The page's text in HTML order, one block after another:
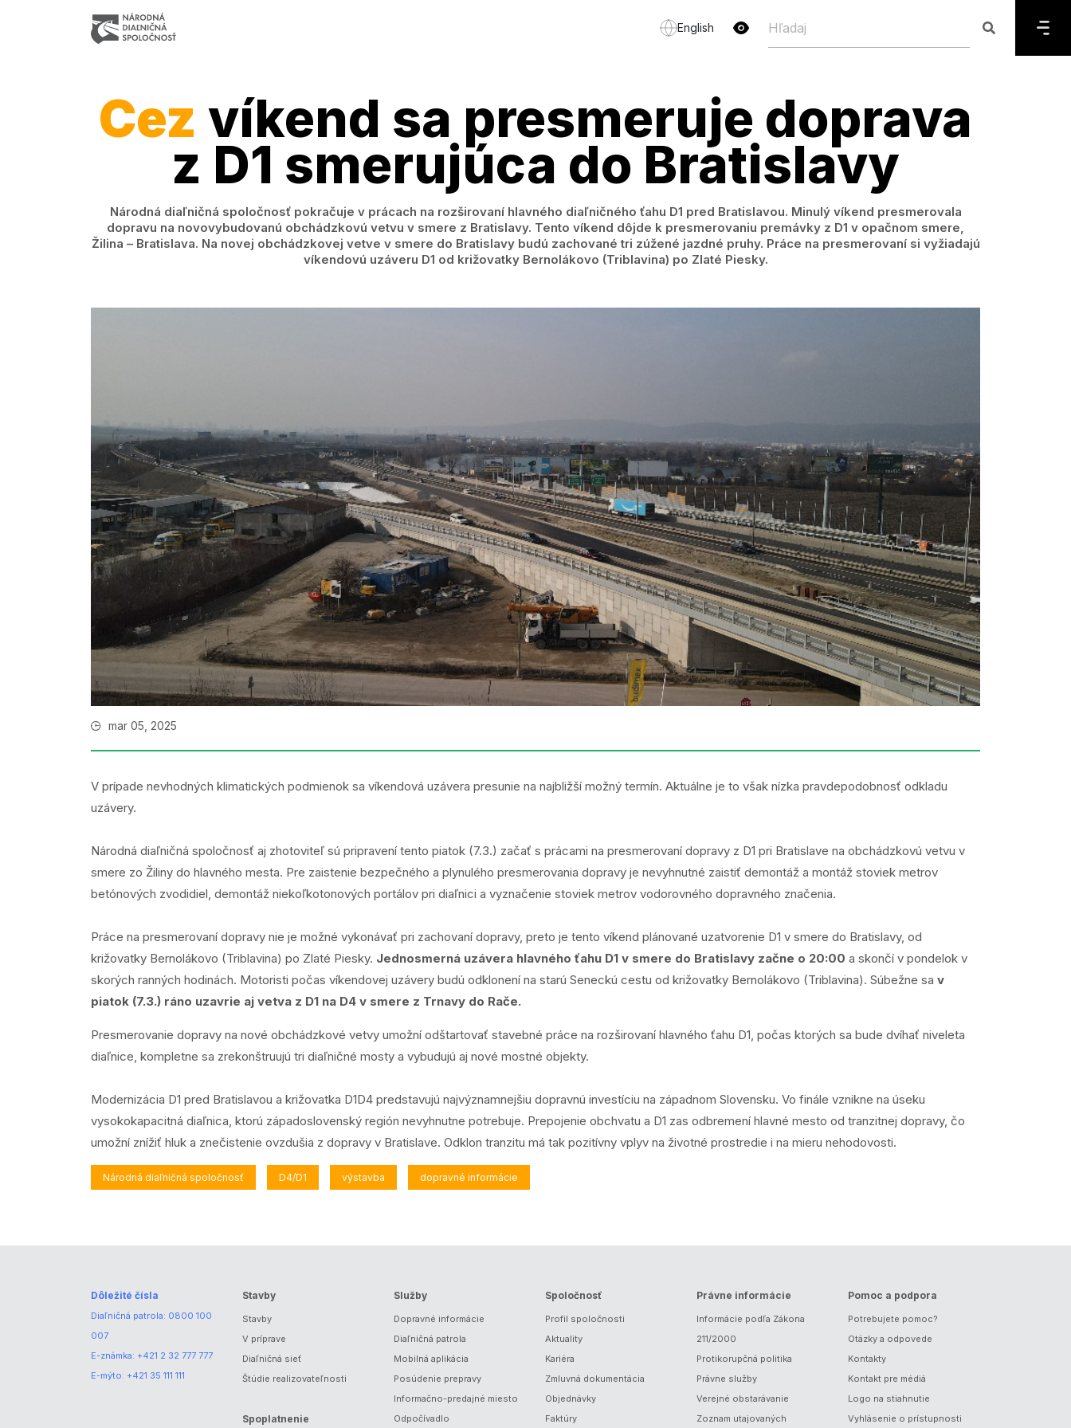
English
Cez víkend sa presmeruje doprava
z D1 smerujúca do Bratislavy
Národná diaľničná spoločnosť pokračuje v prácach na rozširovaní hlavného diaľničného ťahu D1 pred Bratislavou. Minulý víkend presmerovala
dopravu na novovybudovanú obchádzkovú vetvu v smere z Bratislavy. Tento víkend dôjde k presmerovaniu premávky z D1 v opačnom smere,
Žilina – Bratislava. Na novej obchádzkovej vetve v smere do Bratislavy budú zachované tri zúžené jazdné pruhy. Práce na presmerovaní si vyžiadajú
víkendovú uzáveru D1 od križovatky Bernolákovo (Triblavina) po Zlaté Piesky.
mar 05, 2025
V prípade nevhodných klimatických podmienok sa víkendová uzávera presunie na najbližší možný termín. Aktuálne je to však nízka pravdepodobnosť odkladu
uzávery.
Národná diaľničná spoločnosť aj zhotoviteľ sú pripravení tento piatok (7.3.) začať s prácami na presmerovaní dopravy z D1 pri Bratislave na obchádzkovú vetvu v
smere zo Žiliny do hlavného mesta. Pre zaistenie bezpečného a plynulého presmerovania dopravy je nevyhnutné zaistiť demontáž a montáž stoviek metrov
betónových zvodidiel, demontáž niekoľkotonových portálov pri diaľnici a vyznačenie stoviek metrov vodorovného dopravného značenia.
Práce na presmerovaní dopravy nie je možné vykonávať pri zachovaní dopravy, preto je tento víkend plánované uzatvorenie D1 v smere do Bratislavy, od
križovatky Bernolákovo (Triblavina) po Zlaté Piesky. Jednosmerná uzávera hlavného ťahu D1 v smere do Bratislavy začne o 20:00 a skončí v pondelok v
skorých ranných hodinách. Motoristi počas víkendovej uzávery budú odklonení na starú Seneckú cestu od križovatky Bernolákovo (Triblavina). Súbežne sa v
piatok (7.3.) ráno uzavrie aj vetva z D1 na D4 v smere z Trnavy do Rače.
Presmerovanie dopravy na nové obchádzkové vetvy umožní odštartovať stavebné práce na rozširovaní hlavného ťahu D1, počas ktorých sa bude dvíhať niveleta
diaľnice, kompletne sa zrekonštruujú tri diaľničné mosty a vybudujú aj nové mostné objekty.
Modernizácia D1 pred Bratislavou a križovatka D1D4 predstavujú najvýznamnejšiu dopravnú investíciu na západnom Slovensku. Vo finále vznikne na úseku
vysokokapacitná diaľnica, ktorú západoslovenský región nevyhnutne potrebuje. Prepojenie obchvatu a D1 zas odbremení hlavné mesto od tranzitnej dopravy, čo
umožní znížiť hluk a znečistenie ovzdušia z dopravy v Bratislave. Odklon tranzitu má tak pozitívny vplyv na životné prostredie i na mieru nehodovosti.
Národná diaľničná spoločnosť D4/D1 výstavba dopravné informácie
Dôležité čísla
Diaľničná patrola: 0800 100
007
E-známka: +421 2 32 777 777
E-mýto: +421 35 111 111
Stavby
Stavby
V príprave
Diaľničná sieť
Štúdie realizovateľnosti
Spoplatnenie
Služby
Dopravné informácie
Diaľničná patrola
Mobilná aplikácia
Posúdenie prepravy
Informačno-predajné miesto
Odpočívadlo
Spoločnosť
Profil spoločnosti
Aktuality
Kariéra
Zmluvná dokumentácia
Objednávky
Faktúry
Právne informácie
Informácie podľa Zákona
211/2000
Protikorupčná politika
Právne služby
Verejné obstarávanie
Zoznam utajovaných
Pomoc a podpora
Potrebujete pomoc?
Otázky a odpovede
Kontakty
Kontakt pre médiá
Logo na stiahnutie
Vyhlásenie o prístupnosti